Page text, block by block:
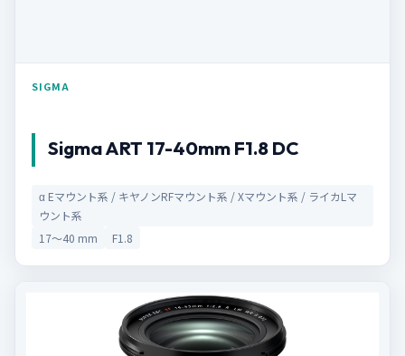
SIGMA
Sigma ART 17-40mm F1.8 DC
α Eマウント系 / キヤノンRFマウント系 / Xマウント系 / ライカLマ
ウント系
17〜40 mm
F1.8